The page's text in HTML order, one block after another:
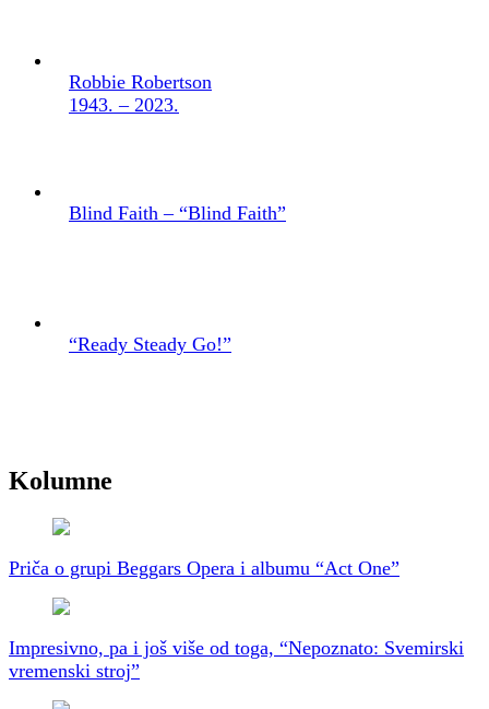
Robbie Robertson
1943. – 2023.
Blind Faith – “Blind Faith”
“Ready Steady Go!”
Kolumne
Priča o grupi Beggars Opera i albumu “Act One”
Impresivno, pa i još više od toga, “Nepoznato: Svemirski
vremenski stroj”